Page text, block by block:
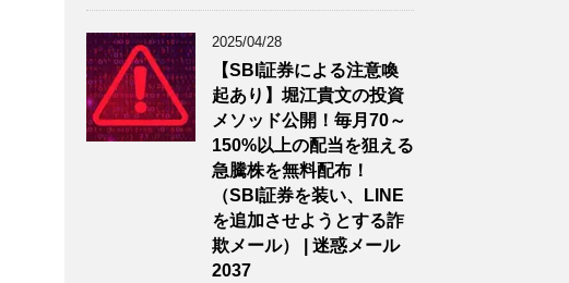
2025/04/28
【SBI証券による注意喚
起あり】堀江貴文の投資
メソッド公開！毎月70～
150%以上の配当を狙える
急騰株を無料配布！
（SBI証券を装い、LINE
を追加させようとする詐
欺メール） | 迷惑メール
2037